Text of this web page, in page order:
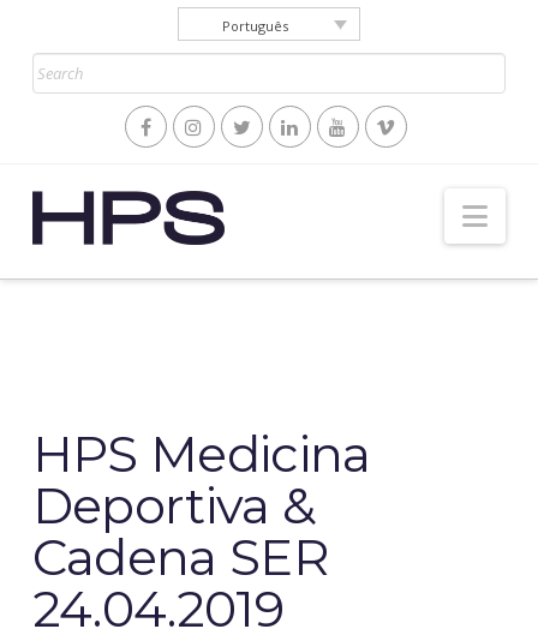
Português
Search
Hospital
Perpetuo
HPS Medicina
Deportiva &
Cadena SER
24.04.2019